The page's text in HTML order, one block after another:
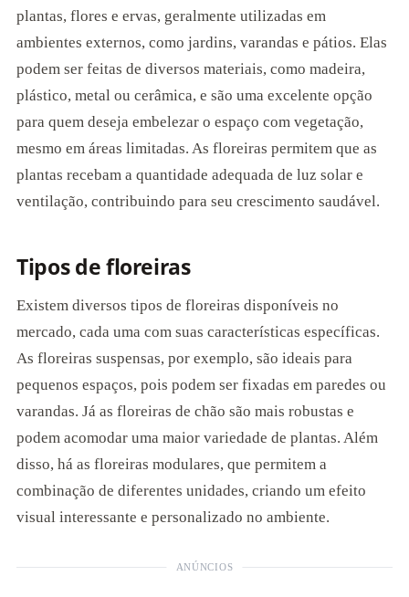
plantas, flores e ervas, geralmente utilizadas em
ambientes externos, como jardins, varandas e pátios. Elas
podem ser feitas de diversos materiais, como madeira,
plástico, metal ou cerâmica, e são uma excelente opção
para quem deseja embelezar o espaço com vegetação,
mesmo em áreas limitadas. As floreiras permitem que as
plantas recebam a quantidade adequada de luz solar e
ventilação, contribuindo para seu crescimento saudável.
Tipos de floreiras
Existem diversos tipos de floreiras disponíveis no
mercado, cada uma com suas características específicas.
As floreiras suspensas, por exemplo, são ideais para
pequenos espaços, pois podem ser fixadas em paredes ou
varandas. Já as floreiras de chão são mais robustas e
podem acomodar uma maior variedade de plantas. Além
disso, há as floreiras modulares, que permitem a
combinação de diferentes unidades, criando um efeito
visual interessante e personalizado no ambiente.
ANÚNCIOS